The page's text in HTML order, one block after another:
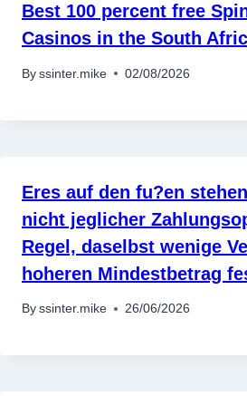
Best 100 percent free
Casinos in the South
By ssinter.mike 02/08/2026
Eres auf den fu?en
nicht jeglicher
Regel, daselbst wenige
hoheren Mindestbetrag
By ssinter.mike 26/06/2026